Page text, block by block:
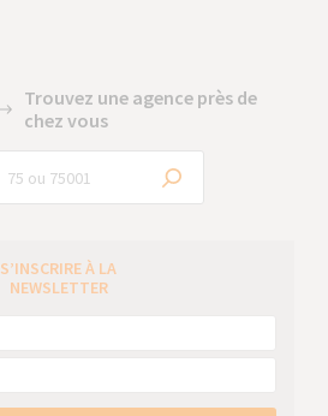
Trouvez une agence près de
chez vous
S’INSCRIRE À LA
NEWSLETTER